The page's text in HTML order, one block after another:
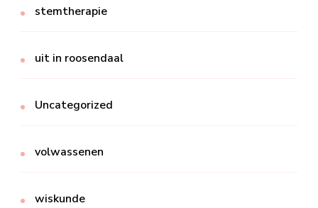
stemtherapie
uit in roosendaal
Uncategorized
volwassenen
wiskunde